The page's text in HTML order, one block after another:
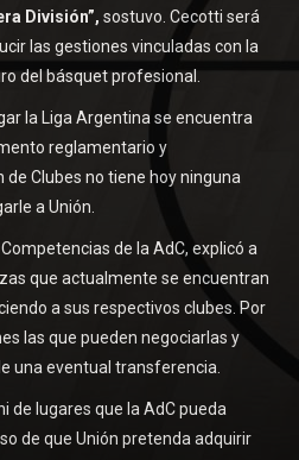
División”, sostuvo. Cecotti será
las gestiones vinculadas con la
del básquet profesional.
la Liga Argentina se encuentra
reglamentario y
Clubes no tiene hoy ninguna
a Unión.
de la AdC, explicó a
que actualmente se encuentran
a sus respectivos clubes. Por
las que pueden negociarlas y
una eventual transferencia.
de lugares que la AdC pueda
de que Unión pretenda adquirir